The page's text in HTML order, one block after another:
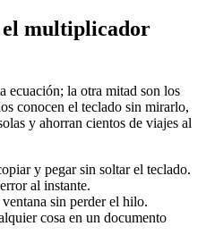
el multiplicador
ecuación; la otra mitad son los
conocen el teclado sin mirarlo,
y ahorran cientos de viajes al
y pegar sin soltar el teclado.
al instante.
sin perder el hilo.
cosa en un documento